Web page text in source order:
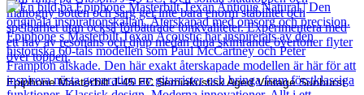
Epiphone Masterbilt J-45 EC Semiakustisk Aged Vintage Sunburst